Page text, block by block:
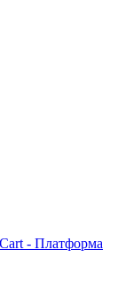
- Платформа